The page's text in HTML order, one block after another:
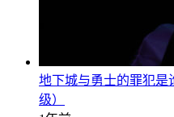
地下城与勇士的罪犯是
级）